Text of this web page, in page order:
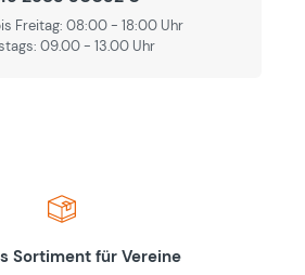
Freitag: 08:00 - 18:00 Uhr
09.00 - 13.00 Uhr
Sortiment für Vereine